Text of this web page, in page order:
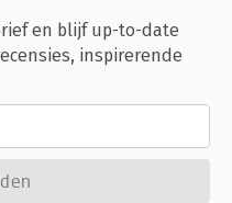
en blijf up-to-date
inspirerende